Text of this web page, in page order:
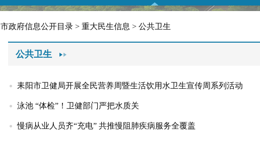
市政府信息公开目录 > 重大民生信息 > 公共卫生
公共卫生
耒阳市卫健局开展全民营养周暨生活饮用水卫生宣传周系列活动
泳池 “体检”！卫健部门严把水质关
慢病从业人员齐“充电” 共推慢阻肺疾病服务全覆盖